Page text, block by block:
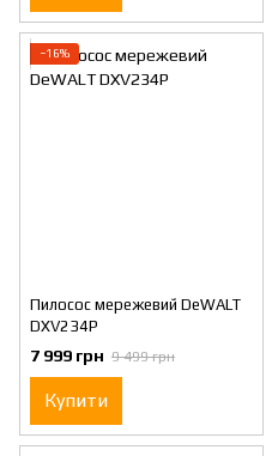
−16%
Пилосос мережевий DeWALT
DXV234P
7 999 грн 9 499 грн
Купити